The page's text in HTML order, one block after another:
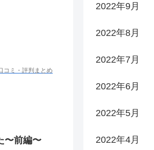
コミ・評判まとめ
〜前編〜
2022年9月
2022年8月
2022年7月
2022年6月
2022年5月
2022年4月